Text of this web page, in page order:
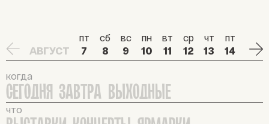
АВГУСТ
пт
7
сб
8
вс
9
пн
10
вт
11
ср
12
чт
13
пт
14
15
когда
СЕГОДНЯ ЗАВТРА ВЫХОДНЫЕ
что